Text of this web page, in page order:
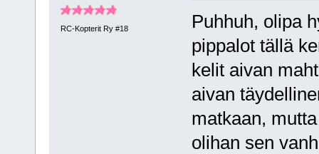
RC-Kopterit Ry #18
Puhhuh, olipa
pippalot tällä
kelit aivan
aivan
matkaan,
olihan sen